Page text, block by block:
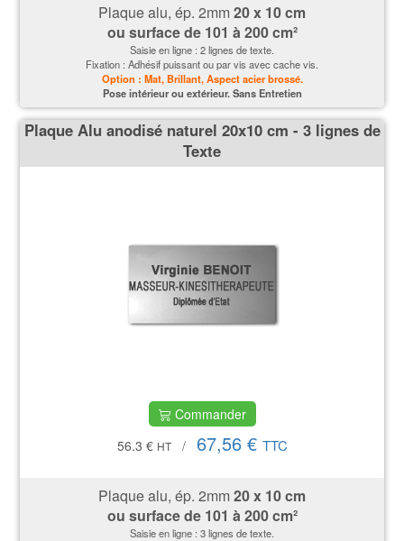
Plaque alu, ép. 2mm20 x 10 cm
ou surface de 101 à 200 cm²
Saisie en ligne : 2 lignes de texte.
Fixation : Adhésif puissant ou par vis avec cache vis.
Option : Mat, Brillant, Aspect acier brossé.
Pose intérieur ou extérieur. Sans Entretien
Plaque Alu anodisé naturel 20x10 cm - 3 lignes de
Texte
Commander
56.3 € HT / 67,56 € TTC
Plaque alu, ép. 2mm20 x 10 cm
ou surface de 101 à 200 cm²
Saisie en ligne : 3 lignes de texte.